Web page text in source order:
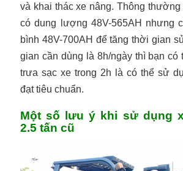
và khai thác xe nâng. Thông
có dung lượng 48V-565AH nhưng
bình 48V-700AH để tăng thời gian
gian cần dùng là 8h/ngày thì bạn có
trưa sạc xe trong 2h là có thể sử
đạt tiêu chuẩn.
Một số lưu ý khi sử dụng
2.5 tấn cũ